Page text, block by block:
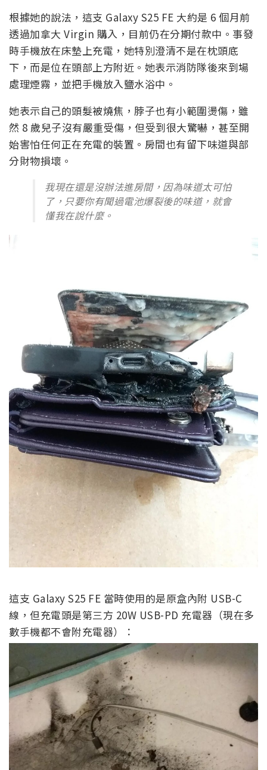
根據她的說法，這支 Galaxy S25 FE 大約是 6 個月前
透過加拿大 Virgin 購入，目前仍在分期付款中。事發
時手機放在床墊上充電，她特別澄清不是在枕頭底
下，而是位在頭部上方附近。她表示消防隊後來到場
處理煙霧，並把手機放入鹽水浴中。
她表示自己的頭髮被燒焦，脖子也有小範圍燙傷，雖
然 8 歲兒子沒有嚴重受傷，但受到很大驚嚇，甚至開
始害怕任何正在充電的裝置。房間也有留下味道與部
分財物損壞。
我現在還是沒辦法進房間，因為味道太可怕
了，只要你有聞過電池爆裂後的味道，就會
懂我在說什麼。
這支 Galaxy S25 FE 當時使用的是原盒內附 USB-C
線，但充電頭是第三方 20W USB-PD 充電器（現在多
數手機都不會附充電器）：